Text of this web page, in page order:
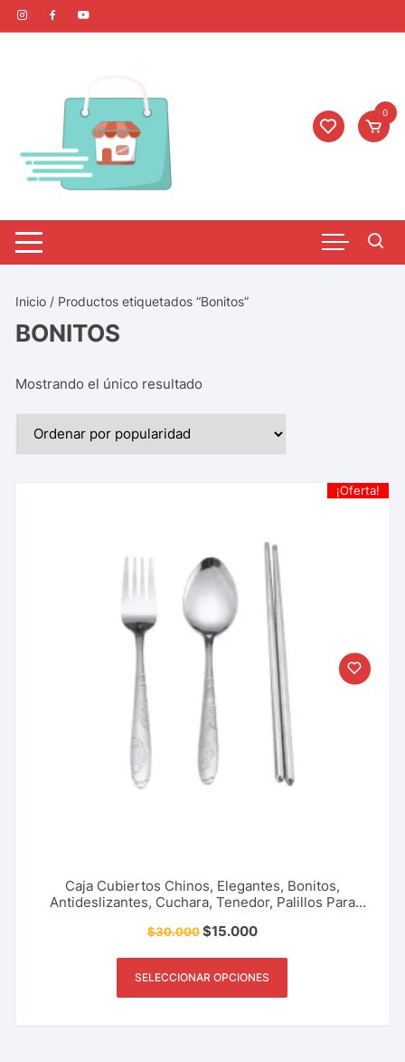
0
Inicio / Productos etiquetados “Bonitos”
BONITOS
Mostrando el único resultado
¡Oferta!
Caja Cubiertos Chinos, Elegantes, Bonitos,
Antideslizantes, Cuchara, Tenedor, Palillos Para
Japonés, Portables, Cocina, Restaurante Y Más.
$30.000$15.000
SELECCIONAR OPCIONES